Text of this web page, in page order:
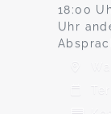
18:00
Uhr